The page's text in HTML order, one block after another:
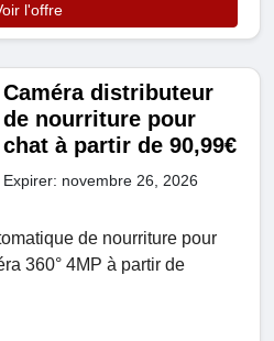
l'offre
Caméra distributeur
de nourriture pour
chat à partir de 90,99€
Expirer: novembre 26, 2026
de nourriture pour
360° 4MP à partir de